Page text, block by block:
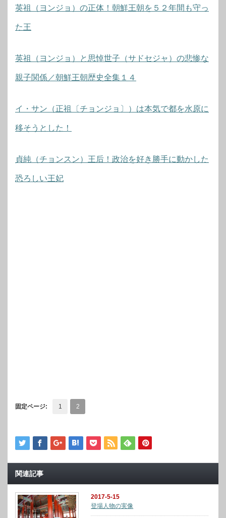
英祖（ヨンジョ）の正体！朝鮮王朝を５２年間も守っ
た王
英祖（ヨンジョ）と思悼世子（サドセジャ）の悲惨な
親子関係／朝鮮王朝歴史全集１４
イ・サン（正祖〔チョンジョ〕）は本気で都を水原に
移そうとした！
貞純（チョンスン）王后！政治を好き勝手に動かした
恐ろしい王妃
固定ページ: 1 2
関連記事
2017-5-15
登場人物の実像